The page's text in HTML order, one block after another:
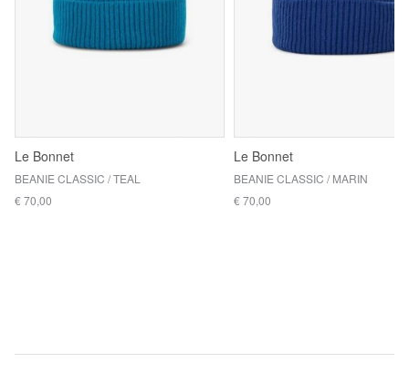
Le Bonnet
BEANIE CLASSIC / TEAL
€ 70,00
Le Bonnet
BEANIE CLASSIC / MARIN
€ 70,00